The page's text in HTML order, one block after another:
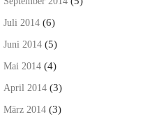
Juli 2014 (6)
Juni 2014 (5)
Mai 2014 (4)
April 2014 (3)
März 2014 (3)